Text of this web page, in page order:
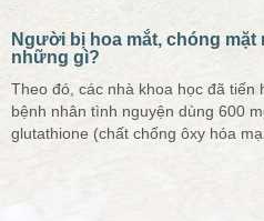
Người bị hoa mắt, chóng mặt
những gì?
Theo đó, các nhà khoa học đã tiến
bệnh nhân tình nguyện dùng 600
glutathione (chất chống ôxy hóa